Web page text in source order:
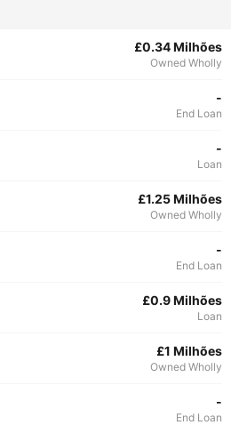
£0.34 Milhões
Owned Wholly
-
End Loan
-
Loan
£1.25 Milhões
Owned Wholly
-
End Loan
£0.9 Milhões
Loan
£1 Milhões
Owned Wholly
-
End Loan